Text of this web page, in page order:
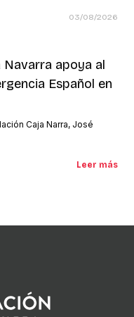
03/08/2026
Navarra apoya al
Español en
Caja Narra, José
Leer más